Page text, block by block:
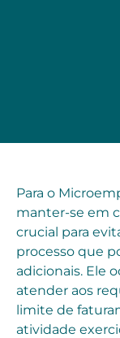
Para o
manter-se em
crucial para
processo que
adicionais. Ele
atender aos
limite de
atividade